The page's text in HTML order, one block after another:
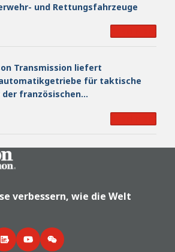
und Rettungsfahrzeuge
Transmission liefert
für taktische
der französischen
verbessern, wie die Welt
LinkedInYouTubeWeChat